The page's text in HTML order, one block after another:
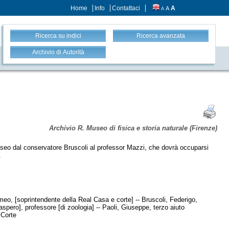
Home Info Contattaci A A A
Ricerca su indici Ricerca avanzata
Archivio di Autorità